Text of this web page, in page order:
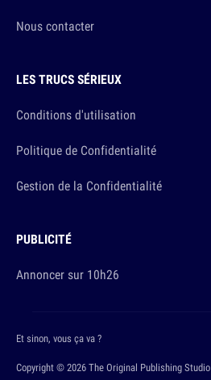
Nous contacter
LES TRUCS SÉRIEUX
Conditions d'utilisation
Politique de Confidentialité
Gestion de la Confidentialité
PUBLICITÉ
Annoncer sur 10h26
Copyright © 2026 The Original Publishing Studio
Et sinon, vous ça va ?